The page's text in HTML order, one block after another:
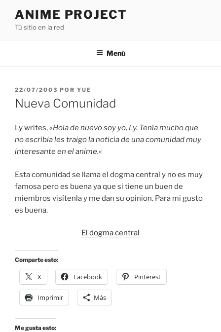
contenido
ANIME PROJECT
Tú sitio en la red
Menú
PUBLICADO
EL
22/07/2003 POR YUE
Nueva Comunidad
Ly writes, «Hola de nuevo soy yo, Ly. Tenía mucho que
no escribia les traigo la noticia de una comunidad muy
interesante en el anime.«
Esta comunidad se llama el dogma central y no es muy
famosa pero es buena ya que si tiene un buen de
miembros visítenla y me dan su opinion. Para mi gusto
es buena.
El dogma central
Comparte esto:
X Facebook Pinterest
Imprimir Más
Me gusta esto: